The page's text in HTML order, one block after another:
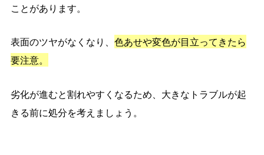
ことがあります。
表面のツヤがなくなり、 色あせや変色が目立ってきたら
要注意。
劣化が進むと割れやすくなるため、大きなトラブルが起
きる前に処分を考えましょう。